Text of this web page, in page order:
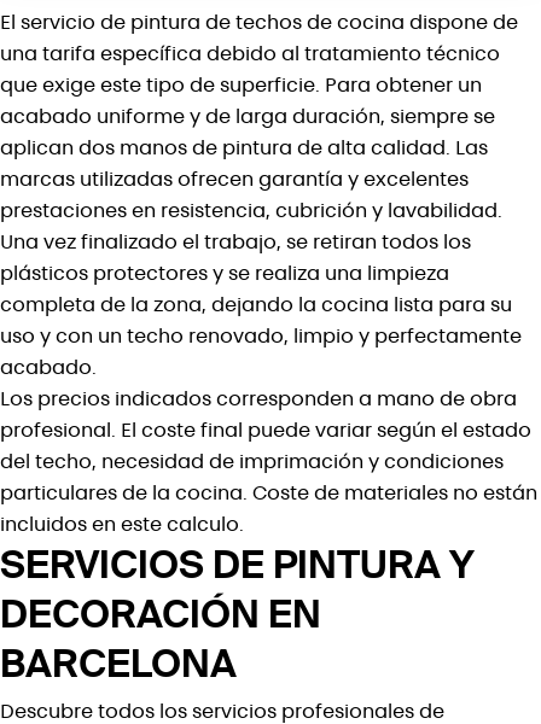
Que el destinatario de la obra seapersona física(no
empresa ni profesional) que utilice la vivienda para su
uso
Que el propietario o arrendatario de la vivienda
cedido la vivienda a un empresario o profesional para su
explotación económica.
Que el coste de losmateriales aportados directamente
el ejecutor de la obra no exceda del40% de la base
rehabilitación edificatoria
, la vivienda debe haber
sido construida o terminada con al menos2 años de
antelación al inicio de las obras.
⚠️ El marcado de esta casilla implica la
empresa se reserva el derecho de solicitar documentación
justificativa.
El servicio de pintura de techos de cocina dispone de
una tarifa específica debido al tratamiento técnico
que exige este tipo de superficie. Para obtener un
acabado uniforme y de larga duración, siempre se
aplican dos manos de pintura de alta calidad. Las
marcas utilizadas ofrecen garantía y excelentes
prestaciones en resistencia, cubrición y lavabilidad.
Una vez finalizado el trabajo, se retiran todos los
plásticos protectores y se realiza una limpieza
completa de la zona, dejando la cocina lista para su
uso y con un techo renovado, limpio y perfectamente
acabado.
Los precios indicados corresponden a mano de obra
profesional. El coste final puede variar según el estado
del techo, necesidad de imprimación y condiciones
particulares de la cocina. Coste de materiales no están
incluidos en este calculo.
SERVICIOS DE PINTURA Y
DECORACIÓN EN
BARCELONA
Descubre todos los servicios profesionales de